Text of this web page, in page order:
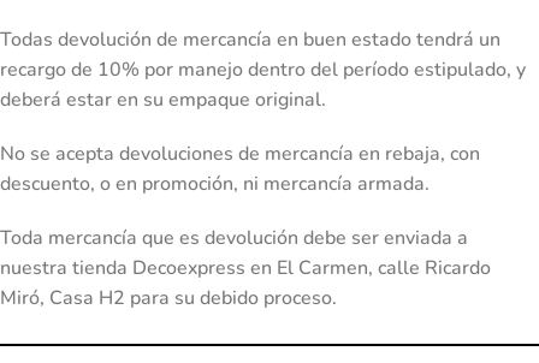
Todas devolución de mercancía en buen estado tendrá un
recargo de 10% por manejo dentro del período estipulado, y
deberá estar en su empaque original.
No se acepta devoluciones de mercancía en rebaja, con
descuento, o en promoción, ni mercancía armada.
Toda mercancía que es devolución debe ser enviada a
nuestra tienda Decoexpress en El Carmen, calle Ricardo
Miró, Casa H2 para su debido proceso.